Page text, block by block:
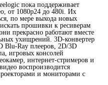
пока поддерживает
от 1080p24 до 480i. Их
по мере выхода новых
прошивки к ресиверам
прекрасно работают вместе
ухищрений. 3D-конвертер
Blu-Ray плееров, 2D/3D
игровых консолей
интернет-стримеров и
воспроизводится
и мониторами с